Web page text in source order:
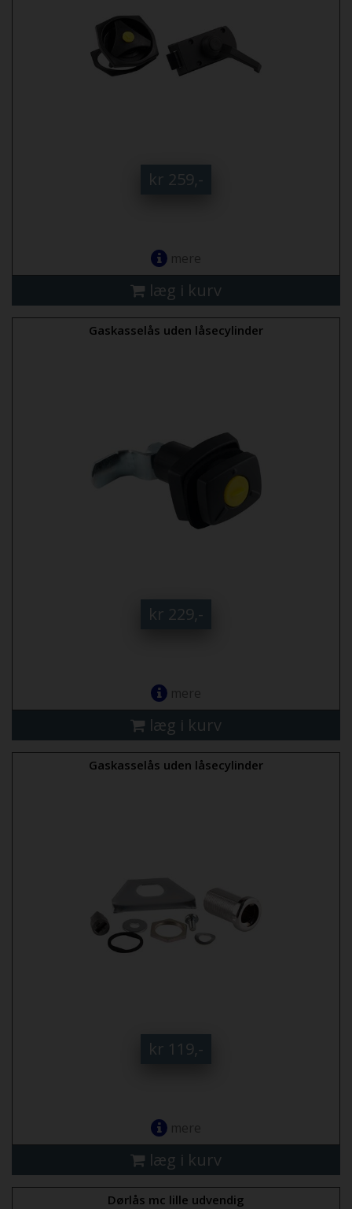
kr 259,-
mere
læg i kurv
Gaskasselås uden låsecylinder
kr 229,-
mere
læg i kurv
Gaskasselås uden låsecylinder
kr 119,-
mere
læg i kurv
Dørlås mc lille udvendig